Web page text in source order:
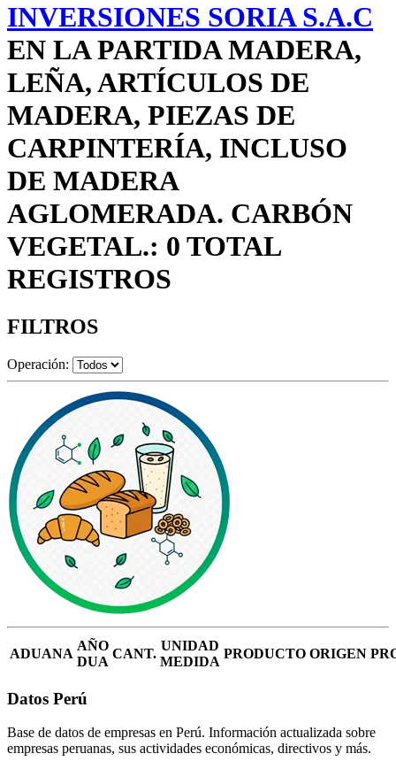
INVERSIONES SORIA S.A.C
EN LA PARTIDA MADERA,
LEÑA, ARTÍCULOS DE
MADERA, PIEZAS DE
CARPINTERÍA, INCLUSO
DE MADERA
AGLOMERADA. CARBÓN
VEGETAL.: 0 TOTAL
REGISTROS
FILTROS
Operación:
ADUANA
AÑO
DUA
CANT.
UNIDAD
MEDIDA
PRODUCTO ORIGEN
Datos Perú
Base de datos de empresas en Perú. Información actualizada sobre
empresas peruanas, sus actividades económicas, directivos y más.